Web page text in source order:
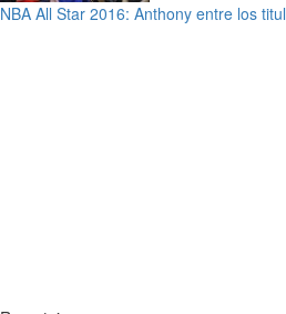
NBA All Star 2016: Anthony entre los